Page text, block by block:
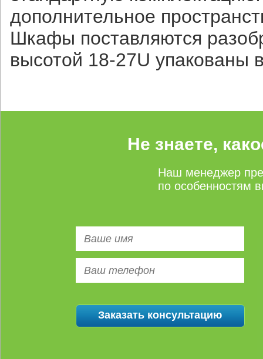
дополнительное
Шкафы поставляются
высотой 18-27U упакованы
Не знаете,
Наш менеджер
по особенностям